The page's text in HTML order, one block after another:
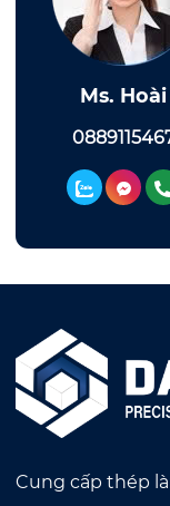
Ms. Hoài
Cung cấp thép